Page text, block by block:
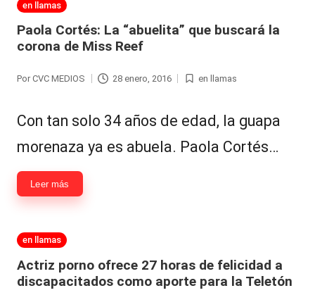
al
it
y
T
V
y
R
d
e
Publicada
en llamas
Paola Cortés: La “abuelita” que buscará la
corona de Miss Reef
Por CVC MEDIOS 28 enero, 2016
Publicada
en llamas
Con tan solo 34 años de edad, la guapa
morenaza ya es abuela. Paola Cortés…
Leer más
Publicada
en llamas
Actriz porno ofrece 27 horas de felicidad a
discapacitados como aporte para la Teletón